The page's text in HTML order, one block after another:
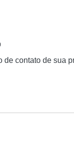
de contato de sua